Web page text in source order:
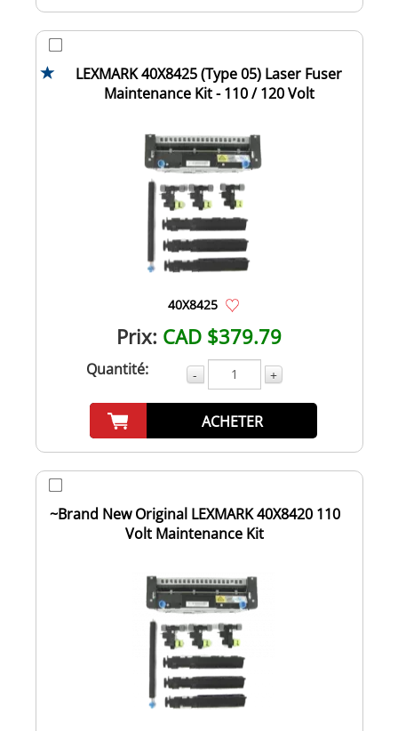
LEXMARK 40X8425 (Type 05) Laser Fuser
Maintenance Kit - 110 / 120 Volt
40X8425
Prix: CAD $379.79
Quantité: - +
ACHETER
~Brand New Original LEXMARK 40X8420 110
Volt Maintenance Kit